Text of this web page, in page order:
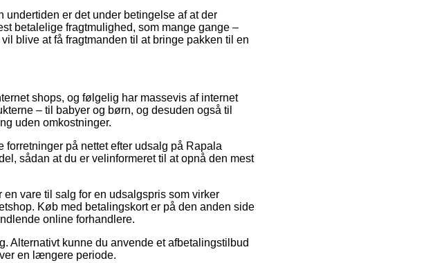
undertiden er det under betingelse af at der
betalelige fragtmulighed, som mange gange –
blive at få fragtmanden til at bringe pakken til en
shops, og følgelig har massevis af internet
– til babyer og børn, og desuden også til
uden omkostninger.
på nettet efter udsalg på Rapala
sådan at du er velinformeret til at opnå den mest
vare til salg for en udsalgspris som virker
Køb med betalingskort er på den anden side
online forhandlere.
Alternativt kunne du anvende et afbetalingstilbud
en længere periode.